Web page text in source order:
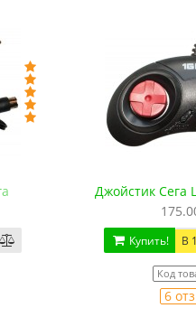
Джойстик Сега
Купить! В
Код
6